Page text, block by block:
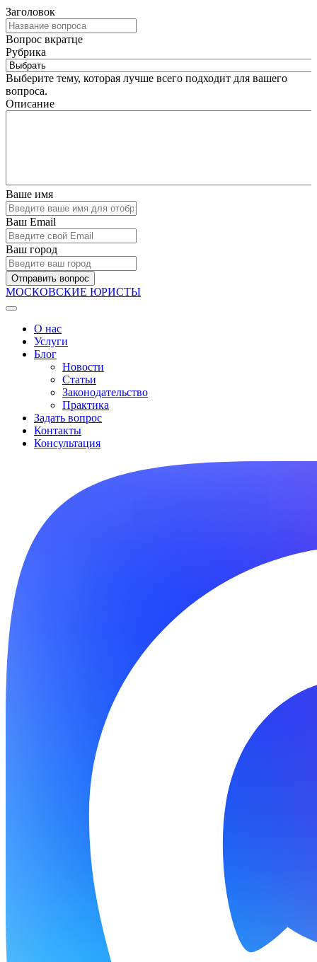
Заголовок
Вопрос вкратце
Рубрика
Выберите тему, которая лучше всего подходит для вашего
вопроса.
Описание
Ваше имя
Ваш Email
Ваш город
Отправить вопрос
МОСКОВСКИЕ ЮРИСТЫ
О нас
Услуги
Блог
Новости
Статьи
Законодательство
Практика
Задать вопрос
Контакты
Консультация